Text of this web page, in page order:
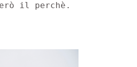
il perchè.